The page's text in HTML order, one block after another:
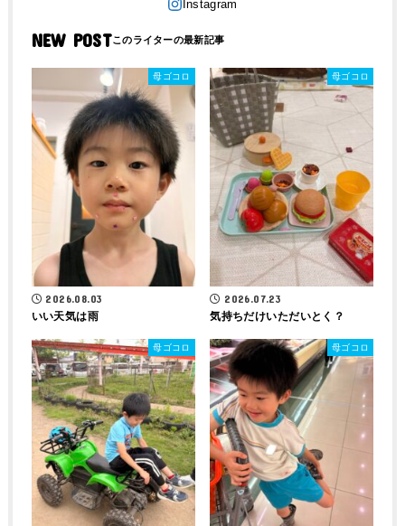
NEW POST
母ゴコロ
2026.08.03
いい天気は雨
母ゴコロ
2026.07.23
気持ちだけいただいとく？
母ゴコロ 母ゴコロ